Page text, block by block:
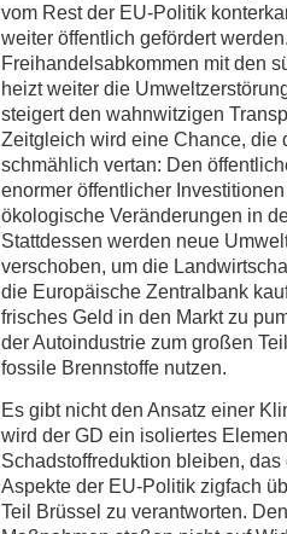
vom Rest der EU-Politik
weiter öffentlich gefördert
Freihandelsabkommen mit den
heizt weiter die
steigert den wahnwitzigen
Zeitgleich wird eine Chance, die
schmählich vertan: Den
enormer öffentlicher
ökologische Veränderungen in
Stattdessen werden neue
verschoben, um die
die Europäische Zentralbank
frisches Geld in den Markt zu
der Autoindustrie zum großen
fossile Brennstoffe nutzen.
Es gibt nicht den Ansatz einer
wird der GD ein isoliertes
Schadstoffreduktion bleiben,
Aspekte der EU-Politik zigfach
Teil Brüssel zu verantworten.